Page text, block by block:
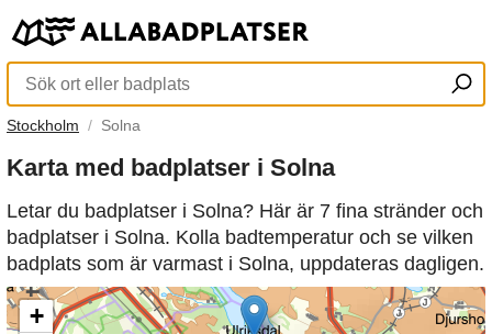
Stockholm Solna
Karta med badplatser i Solna
Letar du badplatser i Solna? Här är 7 fina stränder och
badplatser i Solna. Kolla badtemperatur och se vilken
badplats som är varmast i Solna, uppdateras dagligen.
+